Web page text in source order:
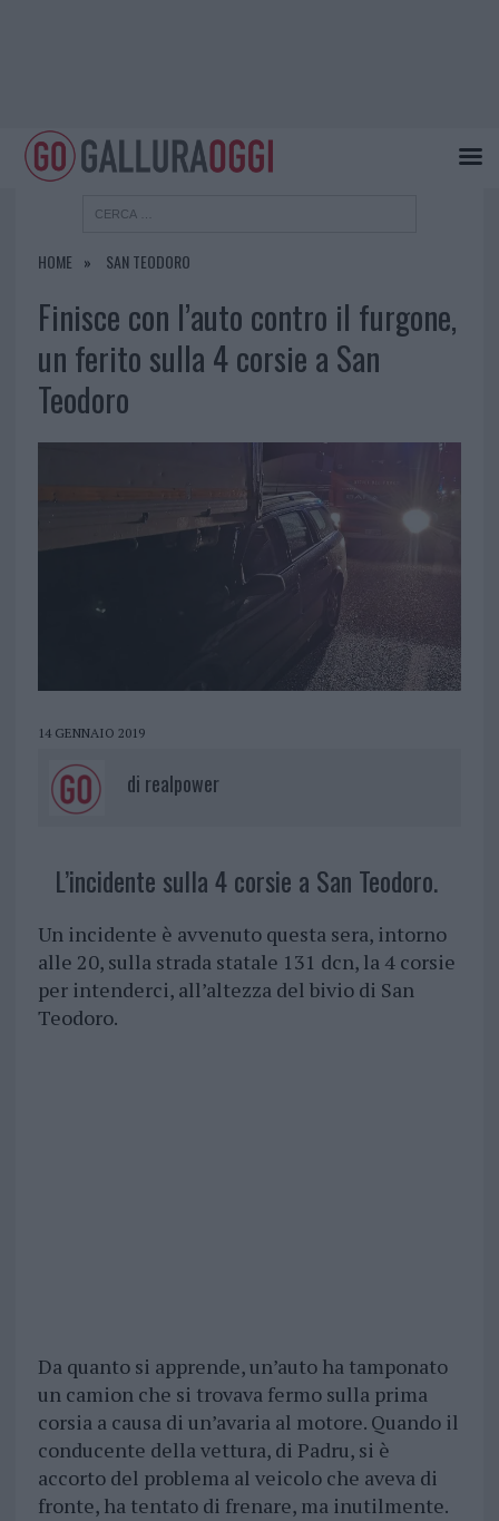
HOME SAN TEODORO
Finisce con l’auto contro il furgone,
un ferito sulla 4 corsie a San
Teodoro
14 GENNAIO 2019
di realpower
L’incidente sulla 4 corsie a San Teodoro.
Un incidente è avvenuto questa sera, intorno
alle 20, sulla strada statale 131 dcn, la 4 corsie
per intenderci, all’altezza del bivio di San
Teodoro.
Da quanto si apprende, un’auto ha tamponato
un camion che si trovava fermo sulla prima
corsia a causa di un’avaria al motore. Quando il
conducente della vettura, di Padru, si è
accorto del problema al veicolo che aveva di
fronte, ha tentato di frenare, ma inutilmente.